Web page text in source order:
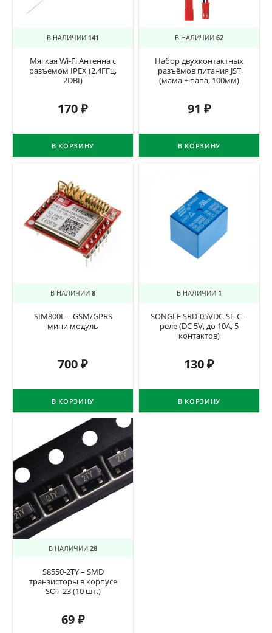
В НАЛИЧИИ 141
Мягкая Wi-Fi Антенна с
разъемом IPEX (2.4ГГц,
2DBI)
170₽
В КОРЗИНУ
В НАЛИЧИИ 62
Набор двухконтактных
разъёмов питания JST
(мама + папа, 100мм)
91 ₽
В КОРЗИНУ
В НАЛИЧИИ 8
SIM800L – GSM/GPRS
мини модуль
700₽
В КОРЗИНУ
В НАЛИЧИИ 1
SONGLE SRD-05VDC-SL-C –
реле (DC 5V, до 10A, 5
контактов)
130₽
В КОРЗИНУ
В НАЛИЧИИ 28
S8550-2TY – SMD
транзисторы в корпусе
SOT-23 (10 шт.)
69₽